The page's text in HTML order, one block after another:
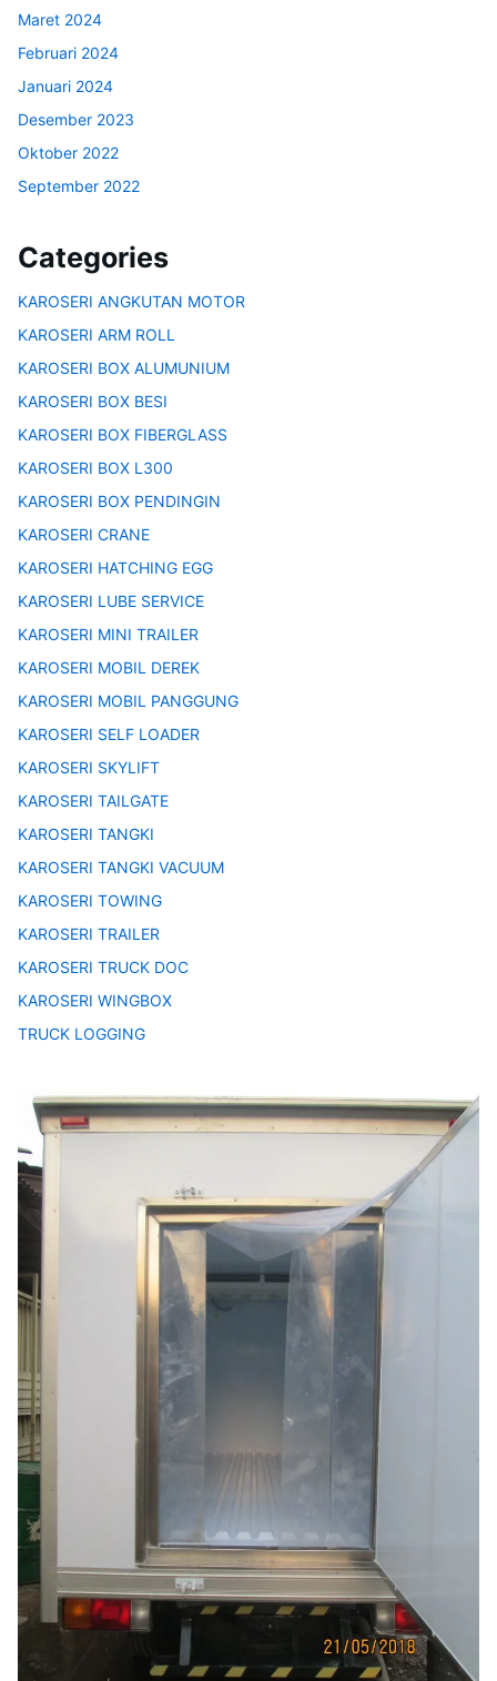
Maret 2024
Februari 2024
Januari 2024
Desember 2023
Oktober 2022
September 2022
Categories
KAROSERI ANGKUTAN MOTOR
KAROSERI ARM ROLL
KAROSERI BOX ALUMUNIUM
KAROSERI BOX BESI
KAROSERI BOX FIBERGLASS
KAROSERI BOX L300
KAROSERI BOX PENDINGIN
KAROSERI CRANE
KAROSERI HATCHING EGG
KAROSERI LUBE SERVICE
KAROSERI MINI TRAILER
KAROSERI MOBIL DEREK
KAROSERI MOBIL PANGGUNG
KAROSERI SELF LOADER
KAROSERI SKYLIFT
KAROSERI TAILGATE
KAROSERI TANGKI
KAROSERI TANGKI VACUUM
KAROSERI TOWING
KAROSERI TRAILER
KAROSERI TRUCK DOC
KAROSERI WINGBOX
TRUCK LOGGING